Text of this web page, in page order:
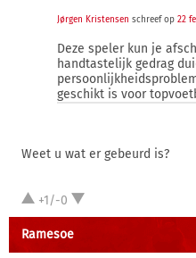
Jørgen Kristensen schreef op 22
Deze speler kun je
handtastelijk gedrag
geschikt is voor
Weet u wat er gebeurd is?
+1/-0
Ramesoe